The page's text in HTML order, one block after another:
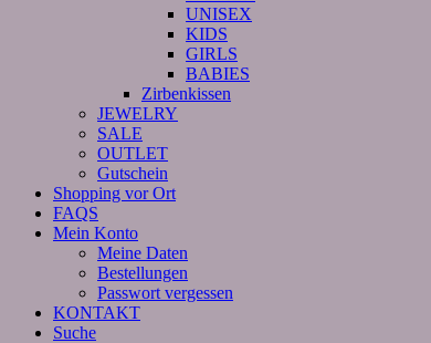
UNISEX
KIDS
GIRLS
BABIES
Zirbenkissen
JEWELRY
SALE
OUTLET
Gutschein
Shopping vor Ort
FAQS
Mein Konto
Meine Daten
Bestellungen
Passwort vergessen
KONTAKT
Suche